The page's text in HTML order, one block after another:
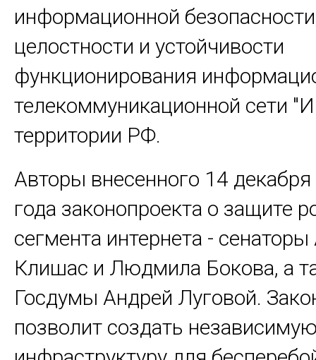
информационной
целостности и устойчивости
функционирования
телекоммуникационной сети
территории РФ.
Авторы внесенного 14
года законопроекта о защите
сегмента интернета -
Клишас и Людмила Бокова, а
Госдумы Андрей Луговой.
позволит создать